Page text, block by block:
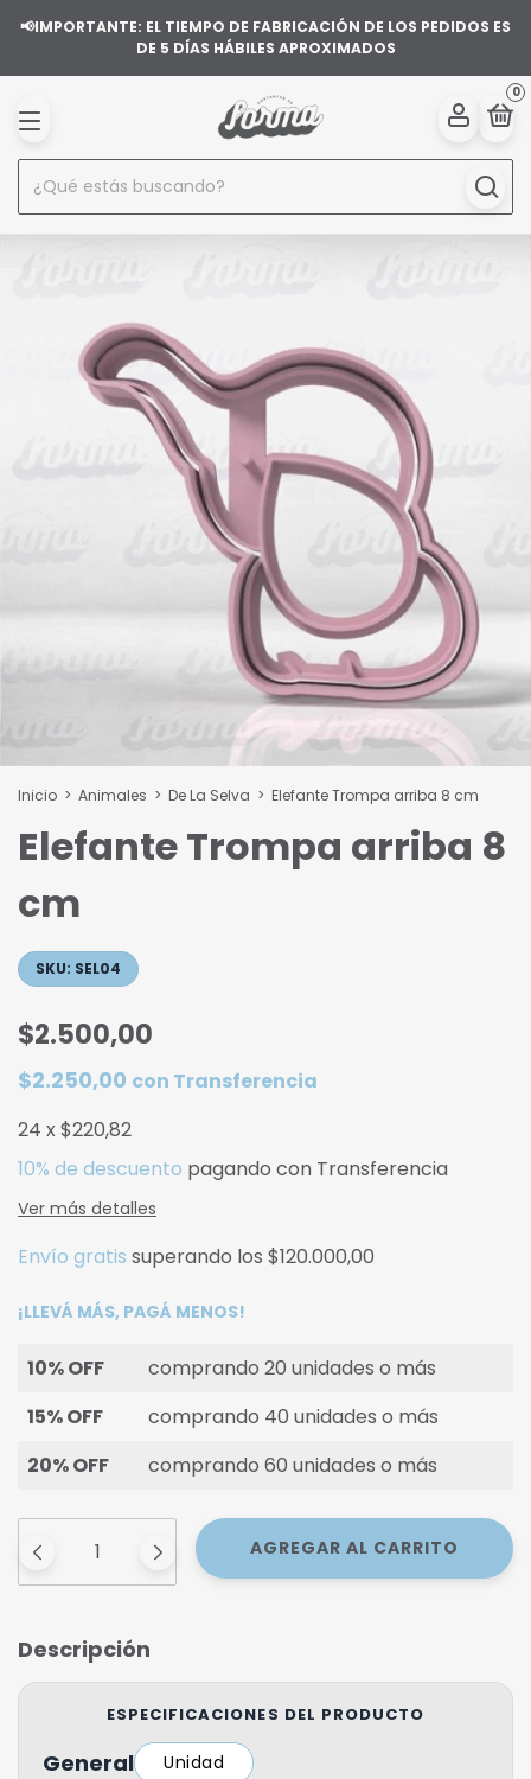
📢IMPORTANTE: EL TIEMPO DE FABRICACIÓN DE LOS PEDIDOS ES
DE 5 DÍAS HÁBILES APROXIMADOS
0
Inicio > Animales > De La Selva > Elefante Trompa arriba 8 cm
Elefante Trompa arriba 8
cm
SKU: SEL04
$2.500,00
$2.250,00 con Transferencia
24 x$220,82
10% de descuento pagando con Transferencia
Ver más detalles
Envío gratis superando los $120.000,00
¡LLEVÁ MÁS, PAGÁ MENOS!
10% OFF
comprando 20 unidades o más
15% OFF
comprando 40 unidades o más
20% OFF
comprando 60 unidades o más
Descripción
ESPECIFICACIONES DEL PRODUCTO
General Unidad